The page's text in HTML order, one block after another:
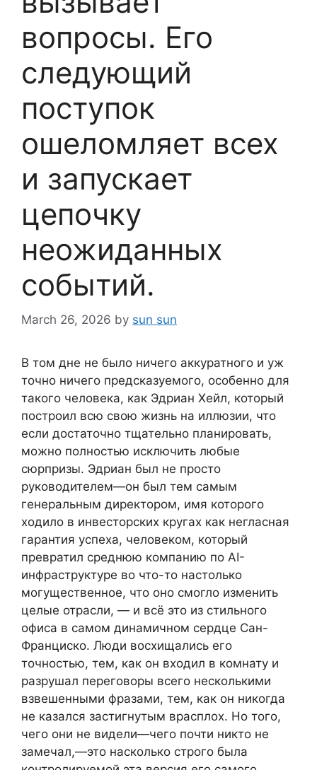
вопросы. Его
следующий
поступок
ошеломляет всех
и запускает
цепочку
неожиданных
событий.
March 26, 2026 by sun sun
В том дне не было ничего аккуратного и уж
точно ничего предсказуемого, особенно для
такого человека, как Эдриан Хейл, который
построил всю свою жизнь на иллюзии, что
если достаточно тщательно планировать,
можно полностью исключить любые
сюрпризы. Эдриан был не просто
руководителем—он был тем самым
генеральным директором, имя которого
ходило в инвесторских кругах как негласная
гарантия успеха, человеком, который
превратил среднюю компанию по AI-
инфраструктуре во что-то настолько
могущественное, что оно смогло изменить
целые отрасли, — и всё это из стильного
офиса в самом динамичном сердце Сан-
Франциско. Люди восхищались его
точностью, тем, как он входил в комнату и
разрушал переговоры всего несколькими
взвешенными фразами, тем, как он никогда
не казался застигнутым врасплох. Но того,
чего они не видели—чего почти никто не
замечал,—это насколько строго была